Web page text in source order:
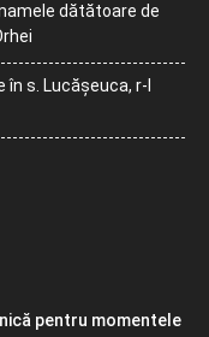
dătătoare de
s. Lucășeuca, r-l
pentru momentele